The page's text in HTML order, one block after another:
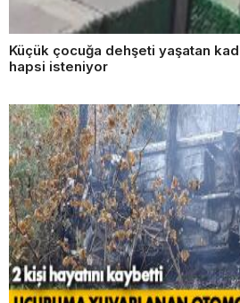
Küçük çocuğa dehşeti yaşatan
hapsi isteniyor